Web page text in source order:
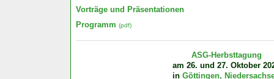
Vorträge und Präsentationen
Programm (pdf)
ASG-Herbsttagung
am 26. und 27. Oktober
in Göttingen,